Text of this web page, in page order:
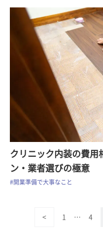
クリニック内装の費用
ン・業者選びの極意
#開業準備で大事なこと
< 1 … 4